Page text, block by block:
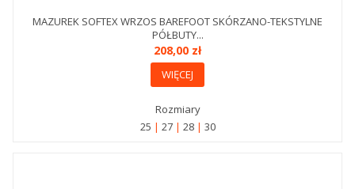
MAZUREK SOFTEX WRZOS BAREFOOT SKÓRZANO-TEKSTYLNE
PÓŁBUTY...
208,00 zł
WIĘCEJ
Rozmiary
25
27 28 30